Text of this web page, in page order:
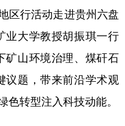
律动贵州 健康贵州
县区直达 企业速递
遵义 安顺
区行活动走进贵州六盘
业大学教授胡振琪一行
矿山环境治理、煤矸石
议题，带来前沿学术观
色转型注入科技动能。